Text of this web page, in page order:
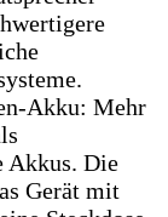
Akku: Mehr
Akkus. Die
Gerät mit